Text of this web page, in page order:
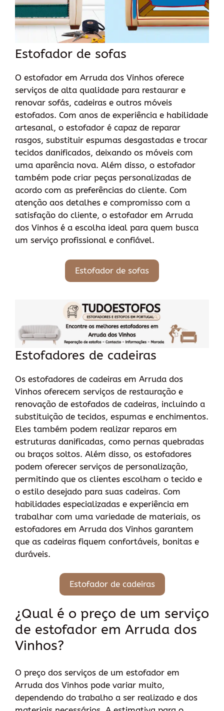
Estofador de sofas
O estofador em Arruda dos Vinhos oferece
serviços de alta qualidade para restaurar e
renovar sofás, cadeiras e outros móveis
estofados. Com anos de experiência e habilidade
artesanal, o estofador é capaz de reparar
rasgos, substituir espumas desgastadas e trocar
tecidos danificados, deixando os móveis com
uma aparência nova. Além disso, o estofador
também pode criar peças personalizadas de
acordo com as preferências do cliente. Com
atenção aos detalhes e compromisso com a
satisfação do cliente, o estofador em Arruda
dos Vinhos é a escolha ideal para quem busca
um serviço profissional e confiável.
Estofador de sofas
Estofadores de cadeiras
Os estofadores de cadeiras em Arruda dos
Vinhos oferecem serviços de restauração e
renovação de estofados de cadeiras, incluindo a
substituição de tecidos, espumas e enchimentos.
Eles também podem realizar reparos em
estruturas danificadas, como pernas quebradas
ou braços soltos. Além disso, os estofadores
podem oferecer serviços de personalização,
permitindo que os clientes escolham o tecido e
o estilo desejado para suas cadeiras. Com
habilidades especializadas e experiência em
trabalhar com uma variedade de materiais, os
estofadores em Arruda dos Vinhos garantem
que as cadeiras fiquem confortáveis, bonitas e
duráveis.
Estofador de cadeiras
¿Qual é o preço de um serviço
de estofador em Arruda dos
Vinhos?
O preço dos serviços de um estofador em
Arruda dos Vinhos pode variar muito,
dependendo do trabalho a ser realizado e dos